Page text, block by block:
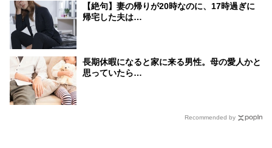
【絶句】妻の帰りが20時なのに、17時過ぎに
帰宅した夫は…
長期休暇になると家に来る男性。母の愛人かと
思っていたら…
Recommended by